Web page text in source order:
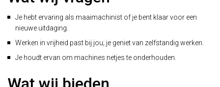
Je hebt ervaring als maaimachinist of je bent klaar voor een
nieuwe uitdaging.
Werken in vrijheid past bij jou; je geniet van zelfstandig werken.
Je houdt ervan om machines netjes te onderhouden.